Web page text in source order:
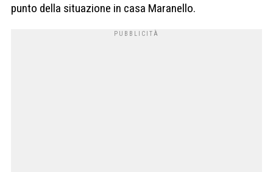
punto della situazione in casa Maranello.